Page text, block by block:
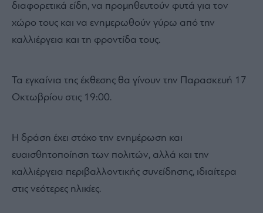
διαφορετικά είδη, να προμηθευτούν φυτά για τον
χώρο τους και να ενημερωθούν γύρω από την
καλλιέργεια και τη φροντίδα τους.
Τα εγκαίνια της έκθεσης θα γίνουν την Παρασκευή 17
Οκτωβρίου στις 19:00.
Η δράση έχει στόχο την ενημέρωση και
ευαισθητοποίηση των πολιτών, αλλά και την
καλλιέργεια περιβαλλοντικής συνείδησης, ιδιαίτερα
στις νεότερες ηλικίες.